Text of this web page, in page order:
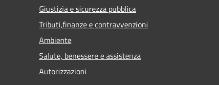
Giustizia e sicurezza pubblica
Tributi,finanze e contravvenzioni
Ambiente
Salute, benessere e assistenza
Autorizzazioni